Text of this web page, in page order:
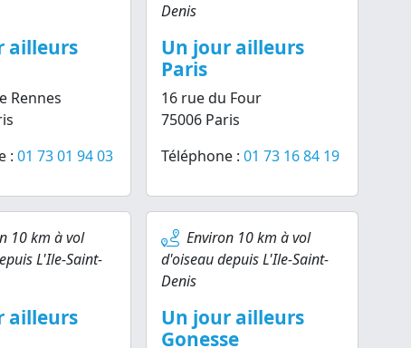
ailleurs
Rennes
: 01 73 01 94 03
Denis
Un jour ailleurs
Paris
16 rue du Four
75006 Paris
Téléphone :01 73 16 84 19
10 km à vol
L'Ile-Saint-
ailleurs
Environ 10 km à vol
d'oiseau depuis L'Ile-Saint-
Denis
Un jour ailleurs
Gonesse